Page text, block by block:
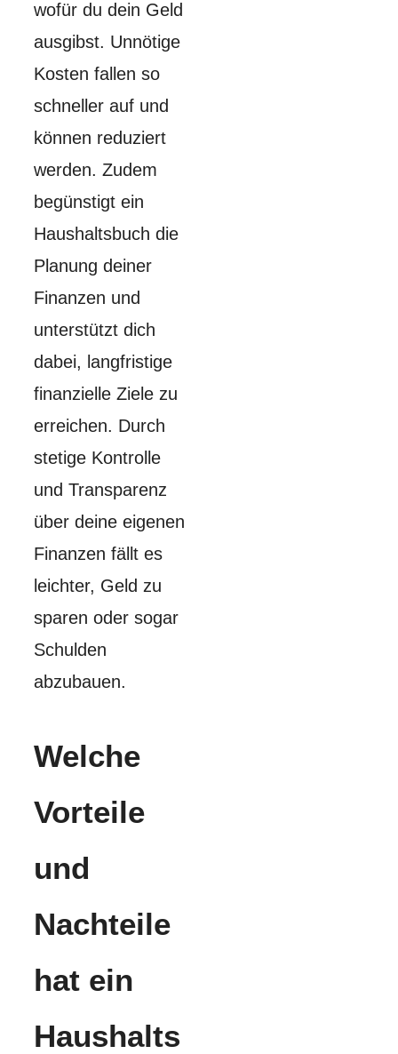
wofür du dein Geld
ausgibst. Unnötige
Kosten fallen so
schneller auf und
können reduziert
werden. Zudem
begünstigt ein
Haushaltsbuch die
Planung deiner
Finanzen und
unterstützt dich
dabei, langfristige
finanzielle Ziele zu
erreichen. Durch
stetige Kontrolle
und Transparenz
über deine eigenen
Finanzen fällt es
leichter, Geld zu
sparen oder sogar
Schulden
abzubauen.
Welche
Vorteile
und
Nachteile
hat ein
Haushalts